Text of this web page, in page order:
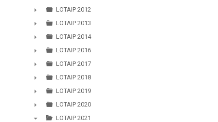
►
►
LOTAIP 2012
►
LOTAIP 2013
►
LOTAIP 2014
►
LOTAIP 2016
►
LOTAIP 2017
►
LOTAIP 2018
►
LOTAIP 2019
►
LOTAIP 2020
LOTAIP 2021